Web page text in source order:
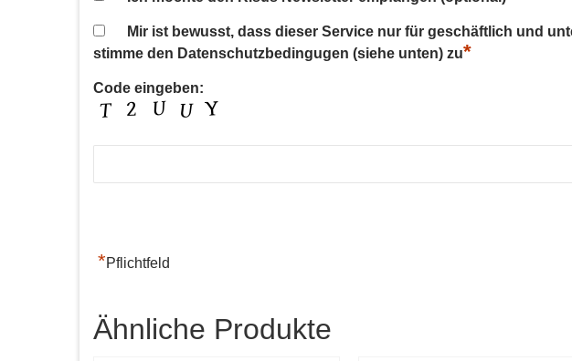
Mir ist bewusst, dass dieser Service nur für geschäftlich und
stimme den Datenschutzbedingugen (siehe unten) zu*
Code eingeben:
*Pflichtfeld
Ähnliche Produkte